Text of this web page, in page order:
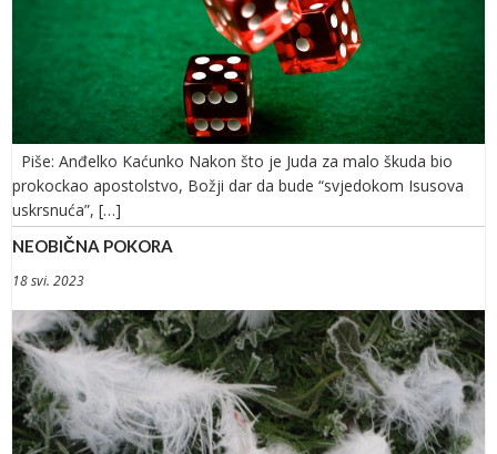
Piše: Anđelko Kaćunko Nakon što je Juda za malo škuda bio
prokockao apostolstvo, Božji dar da bude “svjedokom Isusova
uskrsnuća”, […]
NEOBIČNA POKORA
18 svi. 2023